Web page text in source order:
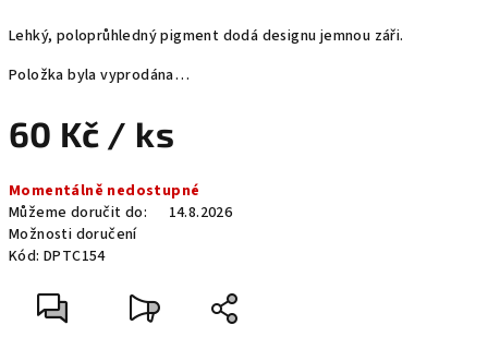
Lehký, poloprůhledný pigment dodá designu jemnou záři.
Položka byla vyprodána…
60 Kč / ks
cena:
Momentálně nedostupné
Můžeme doručit do:
14.8.2026
Možnosti doručení
Kód: DPTC154